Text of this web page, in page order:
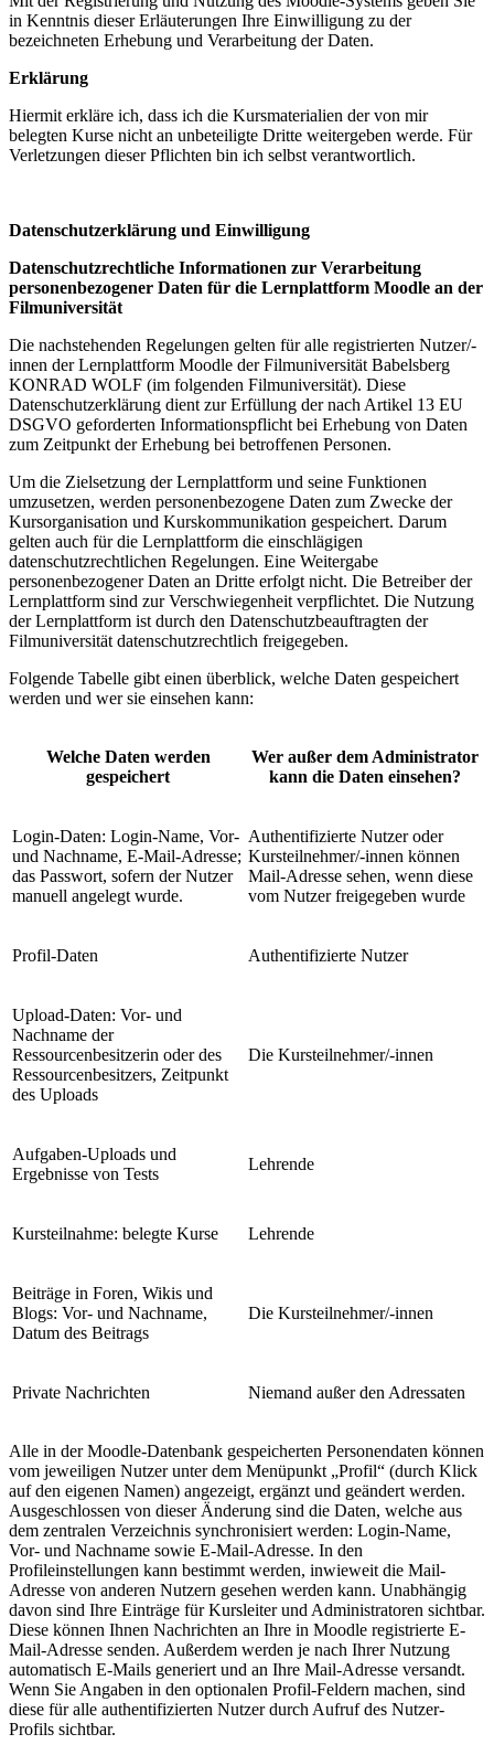
in Kenntnis dieser Erläuterungen Ihre Einwilligung zu der
bezeichneten Erhebung und Verarbeitung der Daten.
Erklärung
Hiermit erkläre ich, dass ich die Kursmaterialien der von mir
belegten Kurse nicht an unbeteiligte Dritte weitergeben werde. Für
Verletzungen dieser Pflichten bin ich selbst verantwortlich.
Datenschutzerklärung und Einwilligung
Datenschutzrechtliche Informationen zur Verarbeitung
personenbezogener Daten für die Lernplattform Moodle an der
Filmuniversität
Die nachstehenden Regelungen gelten für alle registrierten Nutzer/-
innen der Lernplattform Moodle der Filmuniversität Babelsberg
KONRAD WOLF (im folgenden Filmuniversität). Diese
Datenschutzerklärung dient zur Erfüllung der nach Artikel 13 EU
DSGVO geforderten Informationspflicht bei Erhebung von Daten
zum Zeitpunkt der Erhebung bei betroffenen Personen.
Um die Zielsetzung der Lernplattform und seine Funktionen
umzusetzen, werden personenbezogene Daten zum Zwecke der
Kursorganisation und Kurskommunikation gespeichert. Darum
gelten auch für die Lernplattform die einschlägigen
datenschutzrechtlichen Regelungen. Eine Weitergabe
personenbezogener Daten an Dritte erfolgt nicht. Die Betreiber der
Lernplattform sind zur Verschwiegenheit verpflichtet. Die Nutzung
der Lernplattform ist durch den Datenschutzbeauftragten der
Filmuniversität datenschutzrechtlich freigegeben.
Folgende Tabelle gibt einen überblick, welche Daten gespeichert
werden und wer sie einsehen kann:
Welche Daten werden
gespeichert
Wer außer dem Administrator
kann die Daten einsehen?
Login-Daten: Login-Name, Vor-
und Nachname, E-Mail-Adresse;
das Passwort, sofern der Nutzer
manuell angelegt wurde.
Authentifizierte Nutzer oder
Kursteilnehmer/-innen können
Mail-Adresse sehen, wenn diese
vom Nutzer freigegeben wurde
Profil-Daten Authentifizierte Nutzer
Upload-Daten: Vor- und
Nachname der
Ressourcenbesitzerin oder des
Ressourcenbesitzers, Zeitpunkt
des Uploads
Die Kursteilnehmer/-innen
Aufgaben-Uploads und
Ergebnisse von Tests
Lehrende
Kursteilnahme: belegte Kurse Lehrende
Beiträge in Foren, Wikis und
Blogs: Vor- und Nachname,
Datum des Beitrags
Die Kursteilnehmer/-innen
Private Nachrichten Niemand außer den Adressaten
Alle in der Moodle-Datenbank gespeicherten Personendaten können
vom jeweiligen Nutzer unter dem Menüpunkt „Profil“ (durch Klick
auf den eigenen Namen) angezeigt, ergänzt und geändert werden.
Ausgeschlossen von dieser Änderung sind die Daten, welche aus
dem zentralen Verzeichnis synchronisiert werden: Login-Name,
Vor- und Nachname sowie E-Mail-Adresse. In den
Profileinstellungen kann bestimmt werden, inwieweit die Mail-
Adresse von anderen Nutzern gesehen werden kann. Unabhängig
davon sind Ihre Einträge für Kursleiter und Administratoren sichtbar.
Diese können Ihnen Nachrichten an Ihre in Moodle registrierte E-
Mail-Adresse senden. Außerdem werden je nach Ihrer Nutzung
automatisch E-Mails generiert und an Ihre Mail-Adresse versandt.
Wenn Sie Angaben in den optionalen Profil-Feldern machen, sind
diese für alle authentifizierten Nutzer durch Aufruf des Nutzer-
Profils sichtbar.